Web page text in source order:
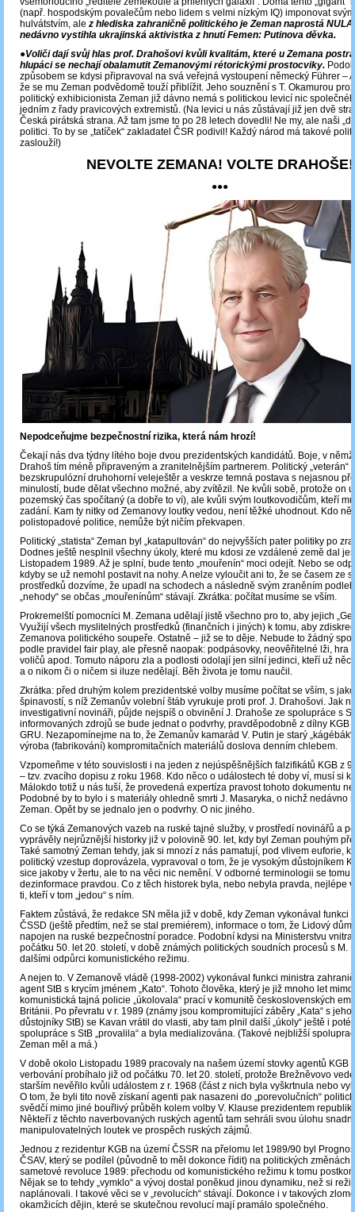
(např. hospodským povalečům nebo lidem s velmi nízkým IQ) imponovat
hulvátstvím, ale z hlediska zahraničně politického je Zeman naprostá
nedávno vystihla ukrajinská aktivistka z hnutí Femen: Putinova děvka.
●Voliči dají svůj hlas prof. Drahošovi kvůli kvalitám, které u Zemana
hlupáci se nechají obalamutit Zemanovými rétorickými prostocviky.
způsobem se kdysi připravoval na svá veřejná vystoupení německý Führer –
že se mu Zeman podvědomě touží přiblížit. Jeho souznění s T. Okamurou
politický exhibicionista Zeman již dávno nemá s politickou levicí nic
jedním z řady pravicových extremistů. (Na levici u nás zůstávají již jen dvě
Česká pirátská strana. Až tam jsme to po 28 letech dovedli! Ne my, ale naši
politici. To by se „tatíček“ zakladatel ČSR podivil! Každý národ má takové
zaslouží!)
NEVOLTE ZEMANA! VOLTE DRAHOŠE!
●●●
Nepodceňujme bezpečnostní rizika, která nám hrozí!
Čekají nás dva týdny lítého boje dvou prezidentských kandidátů. Boje, v
Drahoš tím méně připraveným a zranitelnějším partnerem. Politický „veterán“
bezskrupulózní druhohorní veleještěr a veskrze temná postava s nejasnou
minulostí, bude dělat všechno možné, aby zvítězil. Ne kvůli sobě, protože on
pozemský čas spočítaný (a dobře to ví), ale kvůli svým loutkovodičům, kteří
zadání. Kam ty nitky od Zemanovy loutky vedou, není těžké uhodnout. Kdo
polistopadové politice, nemůže být ničím překvapen.
Politický „statista“ Zeman byl „katapultován“ do nejvyšších pater politiky po
Dodnes ještě nesplnil všechny úkoly, které mu kdosi ze vzdálené země dal
Listopadem 1989. Až je splní, bude tento „mouřenín“ moci odejít. Nebo se
kdyby se už nemohl postavit na nohy. A nelze vyloučit ani to, že se časem ze
prostředků dozvíme, že upadl na schodech a následně svým zraněním
„nehody“ se občas „mouřenínům“ stávají. Zkrátka: počítat musíme se vším.
Prokremelští pomocníci M. Zemana udělají jistě všechno pro to, aby jejich
Využijí všech myslitelných prostředků (finančních i jiných) k tomu, aby
Zemanova politického soupeře. Ostatně – již se to děje. Nebude to žádný
podle pravidel fair play, ale přesně naopak: podpásovky, neověřitelné lži, hra
voličů apod. Tomuto náporu zla a podlosti odolají jen silní jedinci, kteří už
a o nikom či o ničem si iluze nedělají. Běh života je tomu naučil.
Zkrátka: před druhým kolem prezidentské volby musíme počítat se vším, s
špinavostí, s níž Zemanův volební štáb vyrukuje proti prof. J. Drahošovi. Jak
investigativní novináři, půjde nejspíš o obvinění J. Drahoše ze spolupráce s
informovaných zdrojů se bude jednat o podvrhy, pravděpodobně z dílny KGB
GRU. Nezapomínejme na to, že Zemanův kamarád V. Putin je starý
výroba (fabrikování) kompromitačních materiálů doslova denním chlebem.
Vzpomeňme v této souvislosti i na jeden z nejúspěšnějších falzifikátů KGB z
– tzv. zvacího dopisu z roku 1968. Kdo něco o událostech té doby ví, musí si
Málokdo totiž u nás tuší, že provedená expertíza pravost tohoto dokumentu
Podobné by to bylo i s materiály ohledně smrti J. Masaryka, o nichž nedávno
Zeman. Opět by se jednalo jen o podvrhy. O nic jiného.
Co se týká Zemanových vazeb na ruské tajné služby, v prostředí novinářů a
vyprávěly nejrůznější historky již v polovině 90. let, kdy byl Zeman pouhým
Také samotný Zeman tehdy, jak si mnozí z nás pamatují, pod vlivem euforie,
politický vzestup doprovázela, vypravoval o tom, že je vysokým důstojníkem
sice jakoby v žertu, ale to na věci nic nemění. V odborné terminologii se tomu
dezinformace pravdou. Co z těch historek byla, nebo nebyla pravda, nejlépe
ti, kteří v tom „jedou“ s ním.
Faktem zůstává, že redakce SN měla již v době, kdy Zeman vykonával funkci
ČSSD (ještě předtím, než se stal premiérem), informace o tom, že Lidový dům
napojen na ruské bezpečnostní poradce. Podobní kdysi na Ministerstvu
počátku 50. let 20. století, v době známých politických soudních procesů s M.
dalšími odpůrci komunistického režimu.
A nejen to. V Zemanově vládě (1998-2002) vykonával funkci ministra
agent StB s krycím jménem „Kato“. Tohoto člověka, který je již mnoho let
komunistická tajná policie „úkolovala“ prací v komunitě československých
Británii. Po převratu v r. 1989 (známy jsou kompromitující záběry „Kata“ s
důstojníky StB) se Kavan vrátil do vlasti, aby tam plnil další „úkoly“ ještě i
spolupráce s StB „provalila“ a byla medializována. (Takové nejbližší
Zeman měl a má.)
V době okolo Listopadu 1989 pracovaly na našem území stovky agentů KGB
verbování probíhalo již od počátku 70. let 20. století, protože Brežněvovo
starším nevěřilo kvůli událostem z r. 1968 (část z nich byla vyškrtnula nebo
O tom, že byli tito nově získaní agenti pak nasazeni do „porevolučních“
svědčí mimo jiné bouřlivý průběh kolem volby V. Klause prezidentem
Někteří z těchto naverbovaných ruských agentů tam sehráli svou úlohu
manipulovatelných loutek ve prospěch ruských zájmů.
Jednou z rezidentur KGB na území ČSSR na přelomu let 1989/90 byl
ČSAV, který se podílel (původně to měl dokonce řídit) na politických změnách
sametové revoluce 1989: přechodu od komunistického režimu k tomu
Nějak se to tehdy „vymklo“ a vývoj dostal poněkud jinou dynamiku, než si
naplánovali. I takové věci se v „revolucích“ stávají. Dokonce i v takových
okamžicích dějin, které se skutečnou revolucí mají pramálo společného.